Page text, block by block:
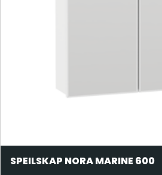
SPEILSKAP NORA MARINE 600